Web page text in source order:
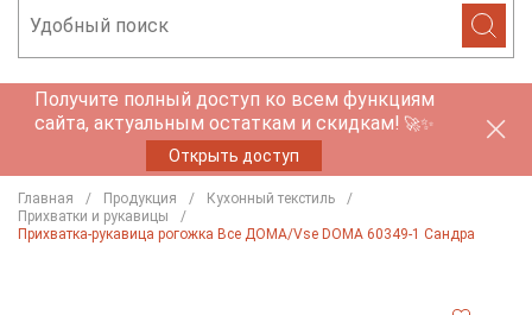
Получите полный доступ ко всем функциям
сайта, актуальным остаткам и скидкам! 🚀✨
Открыть доступ
Главная Продукция
Кухонный текстиль
Прихватки и рукавицы
Прихватка-рукавица рогожка Все ДОМА/Vse DOMA 60349-1 Сандра